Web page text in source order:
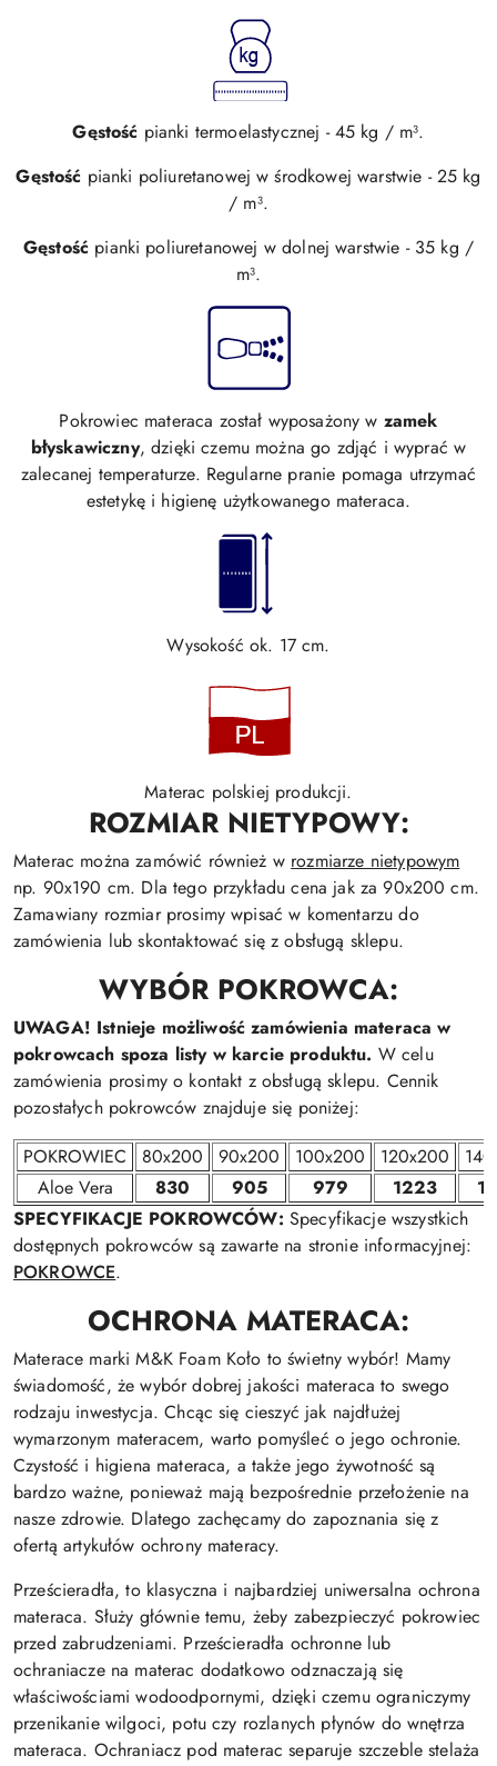
Gęstość pianki termoelastycznej - 45 kg / m³.
Gęstość pianki poliuretanowej w środkowej warstwie - 25 kg
/ m³.
Gęstość pianki poliuretanowej w dolnej warstwie - 35 kg /
m³.
Pokrowiec materaca został wyposażony w zamek
błyskawiczny, dzięki czemu można go zdjąć i wyprać w
zalecanej temperaturze. Regularne pranie pomaga utrzymać
estetykę i higienę użytkowanego materaca.
Wysokość ok. 17 cm.
Materac polskiej produkcji.
ROZMIAR NIETYPOWY:
Materac można zamówić również w rozmiarze nietypowym
np. 90x190 cm. Dla tego przykładu cena jak za 90x200 cm.
Zamawiany rozmiar prosimy wpisać w komentarzu do
zamówienia lub skontaktować się z obsługą sklepu.
WYBÓR POKROWCA:
UWAGA! Istnieje możliwość zamówienia materaca w
pokrowcach spoza listy w karcie produktu. W celu
zamówienia prosimy o kontakt z obsługą sklepu. Cennik
pozostałych pokrowców znajduje się poniżej:
POKROWIEC
80x200 90x200 100x200 120x200
Aloe Vera
830 905 979 1223
SPECYFIKACJE POKROWCÓW: Specyfikacje wszystkich
dostępnych pokrowców są zawarte na stronie informacyjnej:
POKROWCE.
OCHRONA MATERACA:
Materace marki M&K Foam Koło to świetny wybór! Mamy
świadomość, że wybór dobrej jakości materaca to swego
rodzaju inwestycja. Chcąc się cieszyć jak najdłużej
wymarzonym materacem, warto pomyśleć o jego ochronie.
Czystość i higiena materaca, a także jego żywotność są
bardzo ważne, ponieważ mają bezpośrednie przełożenie na
nasze zdrowie. Dlatego zachęcamy do zapoznania się z
ofertą artykułów ochrony materacy.
Prześcieradła, to klasyczna i najbardziej uniwersalna ochrona
materaca. Służy głównie temu, żeby zabezpieczyć pokrowiec
przed zabrudzeniami. Prześcieradła ochronne lub
ochraniacze na materac dodatkowo odznaczają się
właściwościami wodoodpornymi, dzięki czemu ograniczymy
przenikanie wilgoci, potu czy rozlanych płynów do wnętrza
materaca. Ochraniacz pod materac separuje szczeble stelaża